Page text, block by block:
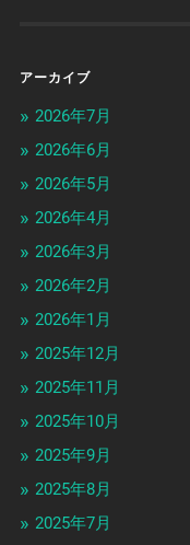
アーカイブ
2026年7月
2026年6月
2026年5月
2026年4月
2026年3月
2026年2月
2026年1月
2025年12月
2025年11月
2025年10月
2025年9月
2025年8月
2025年7月